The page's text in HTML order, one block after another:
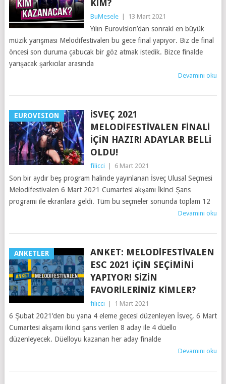
KIM?
BuMesele 13 Mart 2021
Yılın Eurovision’dan sonraki en büyük
müzik yarışması Melodifestivalen bu gece final yapıyor. Biz de final
öncesi son duruma çabucak bir göz atmak istedik. Bizce finalde
yarışacak şarkıcılar arasında
Devamını oku
EUROVISION
İSVEÇ 2021
MELODIFESTIVALEN FINALI
İÇIN HAZIR! ADAYLAR BELLI
OLDU!
filicci 6 Mart 2021
Son bir aydır beş program halinde yayınlanan İsveç Ulusal Seçmesi
Melodifestivalen 6 Mart 2021 Cumartesi akşamı İkinci Şans
programı ile ekranlara geldi. Tüm bu seçmeler sonunda toplam 12
Devamını oku
ANKETLER
ANKET: MELODIFESTIVALEN
ESC 2021 İÇIN SEÇIMINI
YAPIYOR! SIZIN
FAVORILERINIZ KIMLER?
filicci 1 Mart 2021
6 Şubat 2021’den bu yana 4 eleme gecesi düzenleyen İsveç, 6 Mart
Cumartesi akşamı ikinci şans verilen 8 aday ile 4 düello
düzenleyecek. Düelloyu kazanan her aday finalde
Devamını oku